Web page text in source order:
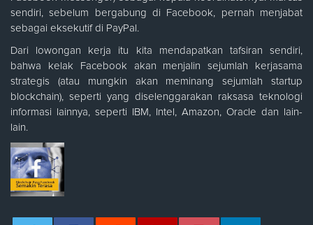
sendiri, sebelum bergabung di Facebook, pernah menjabat
sebagai eksekutif di PayPal.
Dari lowongan kerja itu kita mendapatkan tafsiran sendiri,
bahwa kelak Facebook akan menjalin sejumlah kerjasama
strategis (atau mungkin akan meminang sejumlah startup
blockchain), seperti yang diselenggarakan raksasa teknologi
informasi lainnya, seperti IBM, Intel, Amazon, Oracle dan lain-
lain.